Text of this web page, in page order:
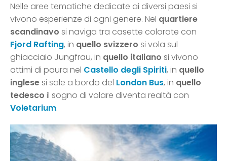
Nelle aree tematiche dedicate ai diversi paesi si
vivono esperienze di ogni genere. Nel quartiere
scandinavo si naviga tra casette colorate con
Fjord Rafting, in quello svizzero si vola sul
ghiacciaio Jungfrau, in quello italiano si vivono
attimi di paura nel Castello degli Spiriti, in quello
inglesesi sale a bordo del London Bus, in quello
tedesco il sogno di volare diventa realtà con
Voletarium.